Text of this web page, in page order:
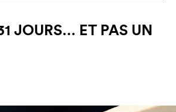
JOURS… ET PAS UN